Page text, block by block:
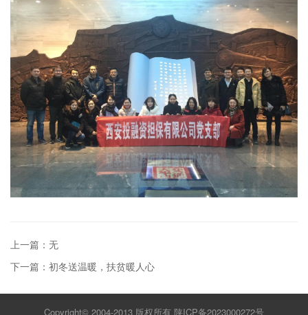
上一篇：无
下一篇：初冬送温暖，扶贫暖人心
Copyright© 2004-2013 版权所有 陕ICP备2023000272号